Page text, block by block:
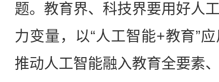
题。教育界、科技界要用好人
力变量，以“人工智能+教育”
推动人工智能融入教育全要素